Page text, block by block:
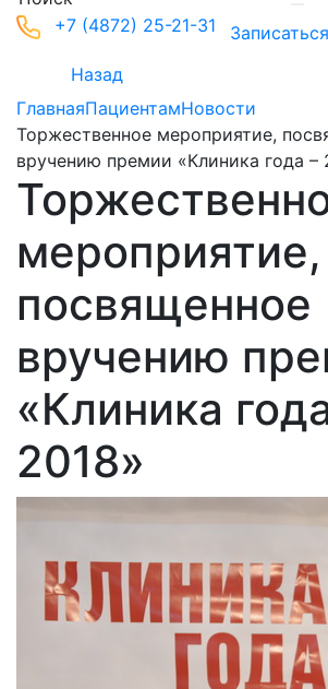
+7 (4872) 25-21-31
Назад
ГлавнаяПациентамНовости
Торжественное мероприятие,
вручению премии «Клиника года –
мероприятие,
посвященное
вручению
«Клиника
2018»